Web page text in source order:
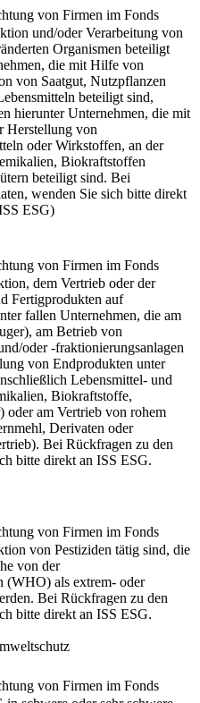
von Firmen im Fonds
und/oder Verarbeitung von
Organismen beteiligt
die mit Hilfe von
von Saatgut, Nutzpflanzen
beteiligt sind,
hierunter Unternehmen, die mit
Herstellung von
oder Wirkstoffen, an der
Biokraftstoffen
beteiligt sind. Bei
wenden Sie sich bitte direkt
ESG)
von Firmen im Fonds
dem Vertrieb oder der
Fertigprodukten auf
fallen Unternehmen, die am
am Betrieb von
oder -fraktionierungsanlagen
von Endprodukten unter
Lebensmittel- und
Biokraftstoffe,
am Vertrieb von rohem
Derivaten oder
Bei Rückfragen zu den
bitte direkt an ISS ESG.
von Firmen im Fonds
von Pestiziden tätig sind, die
von der
(WHO) als extrem- oder
Bei Rückfragen zu den
bitte direkt an ISS ESG.
von Firmen im Fonds